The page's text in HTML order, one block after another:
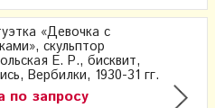
«Девочка с
скульптор
Е. Р., бисквит,
Вербилки, 1930-31 гг.
по запросу